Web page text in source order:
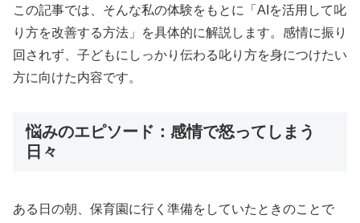
この記事では、そんな私の体験をもとに「AIを活用して叱
り方を改善する方法」を具体的に解説します。感情に振り
回されず、子どもにしっかり伝わる叱り方を身につけたい
方に向けた内容です。
悩みのエピソード：感情で怒ってしまう
日々
ある日の朝、保育園に行く準備をしていたときのことで